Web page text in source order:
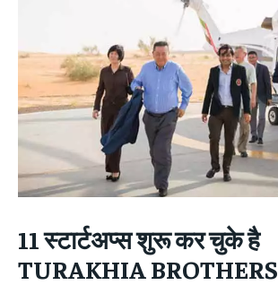
11स्टार्टअप्स शुरू कर चुके है
TURAKHIA BROTHERS